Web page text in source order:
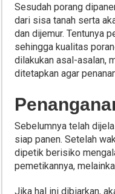
Sesudah porang
dari sisa tanah serta
dan dijemur. Tentunya
sehingga kualitas
dilakukan asal-asalan,
ditetapkan agar
Sebelumnya telah
siap panen. Setelah
dipetik berisiko
pemetikannya,
Jika hal ini dibiarkan,